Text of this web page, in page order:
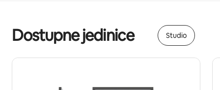
Dostupne jedinice Studio